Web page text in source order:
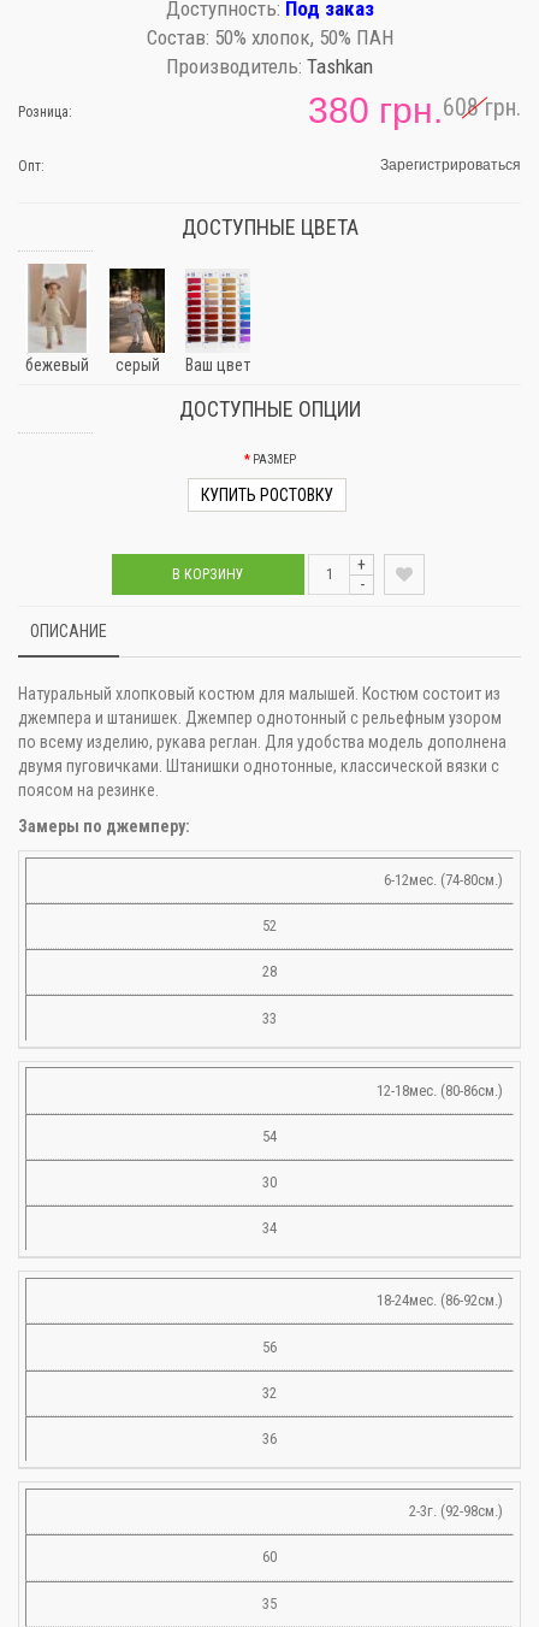
Доступность: Под заказ
Состав: 50% хлопок, 50% ПАН
Производитель: Tashkan
608 грн.
Розница: 380 грн.
Опт: Зарегистрироваться
ДОСТУПНЫЕ ЦВЕТА
бежевый серый Ваш цвет
ДОСТУПНЫЕ ОПЦИИ
РАЗМЕР
КУПИТЬ РОСТОВКУ
В КОРЗИНУ
+
-
ОПИСАНИЕ
Натуральный хлопковый костюм для малышей. Костюм состоит из
джемпера и штанишек. Джемпер однотонный с рельефным узором
по всему изделию, рукава реглан. Для удобства модель дополнена
двумя пуговичками. Штанишки однотонные, классической вязки с
поясом на резинке.
Замеры по джемперу:
6-12мес. (74-80см.)
52
28
33
12-18мес. (80-86см.)
54
30
34
18-24мес. (86-92см.)
56
32
36
2-3г. (92-98см.)
60
35